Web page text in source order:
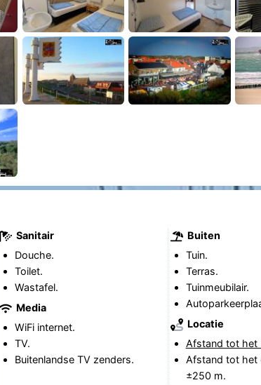
Sanitair
Douche.
Toilet.
Wastafel.
Media
WiFi internet.
TV.
Buitenlandse TV zenders.
Buiten
Tuin.
Terras.
Tuinmeubilair.
Locatie
Afstand tot het
Afstand tot het
±250 m.